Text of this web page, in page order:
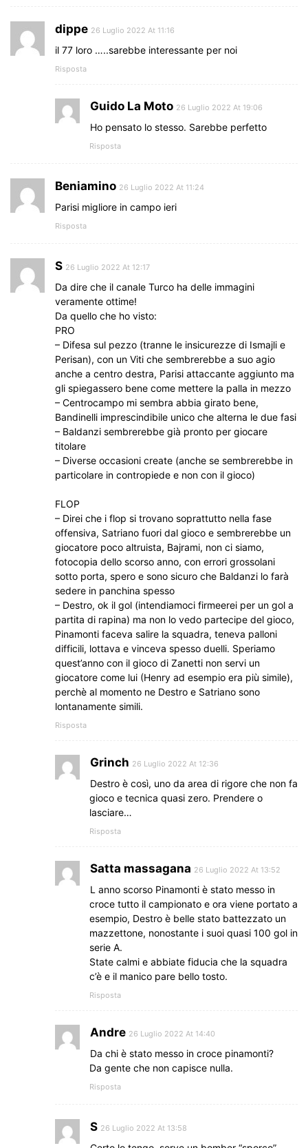
dippe 26 Luglio 2022 At 11:16
il 77 loro …..sarebbe interessante per noi
Risposta
Guido La Moto 26 Luglio 2022 At 19:06
Ho pensato lo stesso. Sarebbe perfetto
Risposta
Beniamino 26 Luglio 2022 At 11:24
Parisi migliore in campo ieri
Risposta
S 26 Luglio 2022 At 12:17
Da dire che il canale Turco ha delle immagini
veramente ottime!
Da quello che ho visto:
PRO
– Difesa sul pezzo (tranne le insicurezze di Ismajli e
Perisan), con un Viti che sembrerebbe a suo agio
anche a centro destra, Parisi attaccante aggiunto ma
gli spiegassero bene come mettere la palla in mezzo
– Centrocampo mi sembra abbia girato bene,
Bandinelli imprescindibile unico che alterna le due fasi
– Baldanzi sembrerebbe già pronto per giocare
titolare
– Diverse occasioni create (anche se sembrerebbe in
particolare in contropiede e non con il gioco)
FLOP
– Direi che i flop si trovano soprattutto nella fase
offensiva, Satriano fuori dal gioco e sembrerebbe un
giocatore poco altruista, Bajrami, non ci siamo,
fotocopia dello scorso anno, con errori grossolani
sotto porta, spero e sono sicuro che Baldanzi lo farà
sedere in panchina spesso
– Destro, ok il gol (intendiamoci firmeerei per un gol a
partita di rapina) ma non lo vedo partecipe del gioco,
Pinamonti faceva salire la squadra, teneva palloni
difficili, lottava e vinceva spesso duelli. Speriamo
quest’anno con il gioco di Zanetti non servi un
giocatore come lui (Henry ad esempio era più simile),
perchè al momento ne Destro e Satriano sono
lontanamente simili.
Risposta
Grinch 26 Luglio 2022 At 12:36
Destro è così, uno da area di rigore che non fa
gioco e tecnica quasi zero. Prendere o
lasciare…
Risposta
Satta massagana 26 Luglio 2022 At 13:52
L anno scorso Pinamonti è stato messo in
croce tutto il campionato e ora viene portato a
esempio, Destro è belle stato battezzato un
mazzettone, nonostante i suoi quasi 100 gol in
serie A.
State calmi e abbiate fiducia che la squadra
c’è e il manico pare bello tosto.
Risposta
Andre 26 Luglio 2022 At 14:40
Da chi è stato messo in croce pinamonti?
Da gente che non capisce nulla.
Risposta
S 26 Luglio 2022 At 13:58